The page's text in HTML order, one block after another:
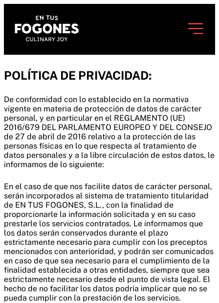
POLÍTICA DE PRIVACIDAD:
De conformidad con lo establecido en la normativa
vigente en materia de protección de datos de carácter
personal, y en particular en el REGLAMENTO (UE)
2016/679 DEL PARLAMENTO EUROPEO Y DEL CONSEJO
de 27 de abril de 2016 relativo a la protección de las
personas físicas en lo que respecta al tratamiento de
datos personales y a la libre circulación de estos datos, le
informamos de lo siguiente:
En el caso de que nos facilite datos de carácter personal,
serán incorporados al sistema de tratamiento titularidad
de EN TUS FOGONES, S.L., con la finalidad de
proporcionarle la información solicitada y en su caso
prestarle los servicios contratados. Le informamos que
los datos serán conservados durante el plazo
estrictamente necesario para cumplir con los preceptos
mencionados con anterioridad, y podrán ser comunicados
en caso de que sea necesario para el cumplimiento de la
finalidad establecida a otras entidades, siempre que sea
estrictamente necesario desde el punto de vista legal. El
hecho de no facilitar los datos podría implicar que no se
pueda cumplir con la prestación de los servicios.